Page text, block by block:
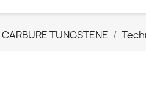
CARBURE TUNGSTENE